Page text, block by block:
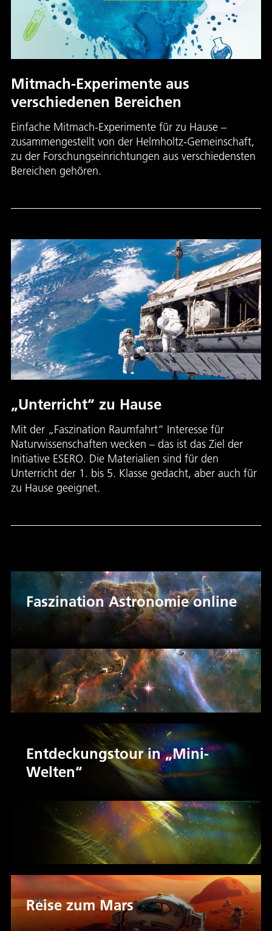
Mitmach-Experimente aus
verschiedenen Bereichen
Einfache Mitmach-Experimente für zu Hause –
zusammengestellt von der Helmholtz-Gemeinschaft,
zu der Forschungseinrichtungen aus verschiedensten
Bereichen gehören.
„Unterricht“ zu Hause
Mit der „Faszination Raumfahrt“ Interesse für
Naturwissenschaften wecken – das ist das Ziel der
Initiative ESERO. Die Materialien sind für den
Unterricht der 1. bis 5. Klasse gedacht, aber auch für
zu Hause geeignet.
Faszination Astronomie online
Entdeckungstour in „Mini-
Welten“
Reise zum Mars